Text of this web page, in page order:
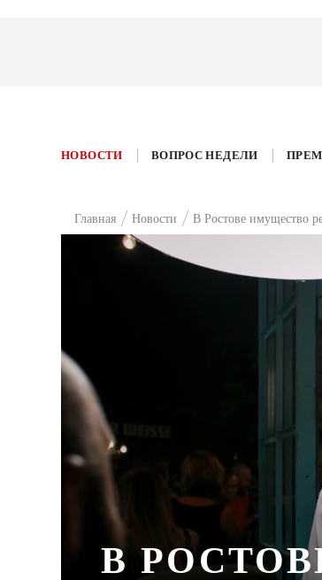
НОВОСТИ ВОПРОС НЕДЕЛИ
Главная Новости В Ростове имущество
В